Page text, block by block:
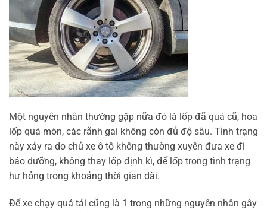
Một nguyên nhân thường gặp nữa đó là lốp đã quá cũ, hoa
lốp quá mòn, các rãnh gai không còn đủ độ sâu. Tình trạng
này xảy ra do chủ xe ô tô không thường xuyên đưa xe đi
bảo dưỡng, không thay lốp định kì, để lốp trong tình trạng
hư hỏng trong khoảng thời gian dài.
Để xe chạy quá tải cũng là 1 trong những nguyên nhân gây